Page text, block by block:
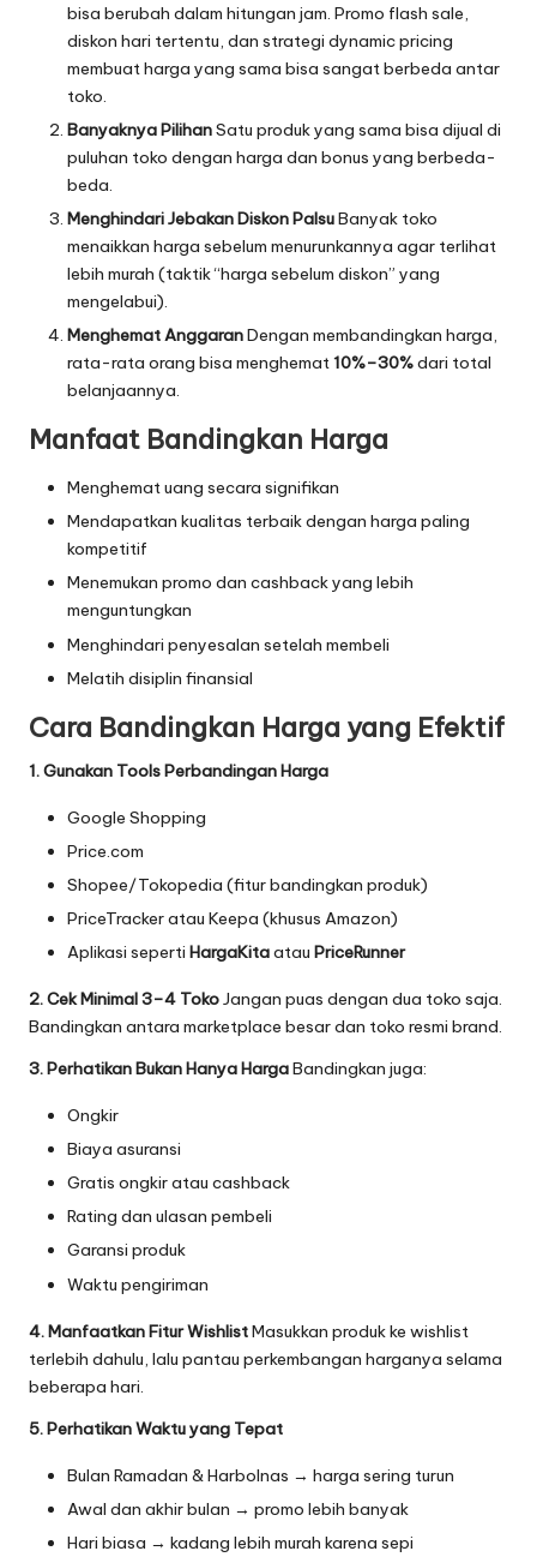
bisa berubah dalam hitungan jam. Promo flash sale,
diskon hari tertentu, dan strategi dynamic pricing
membuat harga yang sama bisa sangat berbeda antar
toko.
Banyaknya PilihanSatu produk yang sama bisa dijual di
puluhan toko dengan harga dan bonus yang berbeda-
beda.
Menghindari Jebakan Diskon PalsuBanyak toko
menaikkan harga sebelum menurunkannya agar terlihat
lebih murah (taktik “harga sebelum diskon” yang
mengelabui).
Menghemat AnggaranDengan membandingkan harga,
rata-rata orang bisa menghemat10%–30%dari total
belanjaannya.
Manfaat Bandingkan Harga
Menghemat uang secara signifikan
Mendapatkan kualitas terbaik dengan harga paling
kompetitif
Menemukan promo dan cashback yang lebih
menguntungkan
Menghindari penyesalan setelah membeli
Melatih disiplin finansial
Cara Bandingkan Harga yang Efektif
1. Gunakan Tools Perbandingan Harga
Google Shopping
Price.com
Shopee/Tokopedia (fitur bandingkan produk)
PriceTracker atau Keepa (khusus Amazon)
Aplikasi seperti HargaKitaatau PriceRunner
2. Cek Minimal 3–4 TokoJangan puas dengan dua toko saja.
Bandingkan antara marketplace besar dan toko resmi brand.
3. Perhatikan Bukan Hanya HargaBandingkan juga:
Ongkir
Biaya asuransi
Gratis ongkir atau cashback
Rating dan ulasan pembeli
Garansi produk
Waktu pengiriman
4. Manfaatkan Fitur WishlistMasukkan produk ke wishlist
terlebih dahulu, lalu pantau perkembangan harganya selama
beberapa hari.
5. Perhatikan Waktu yang Tepat
Bulan Ramadan & Harbolnas → harga sering turun
Awal dan akhir bulan → promo lebih banyak
Hari biasa → kadang lebih murah karena sepi